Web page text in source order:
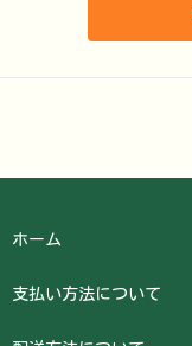
ホーム
支払い方法について